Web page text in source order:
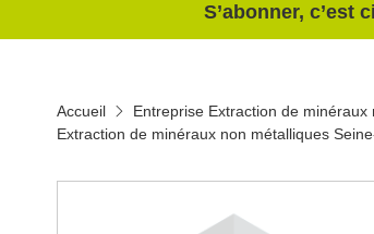
S’abonner,
Accueil Entreprise Extraction de minéraux
Extraction de minéraux non métalliques